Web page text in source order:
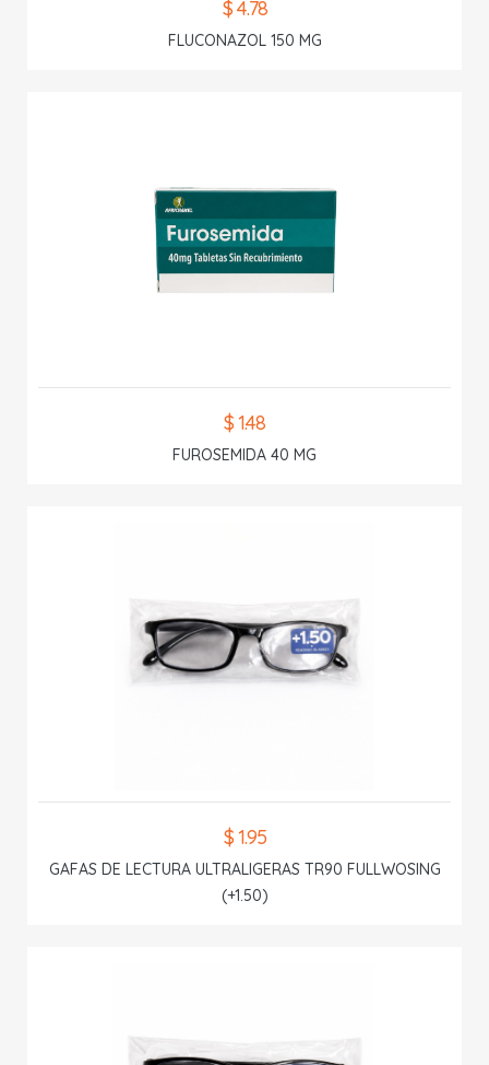
$ 4.78
FLUCONAZOL 150 MG
$ 1.48
FUROSEMIDA 40 MG
$ 1.95
GAFAS DE LECTURA ULTRALIGERAS TR90 FULLWOSING
(+1.50)